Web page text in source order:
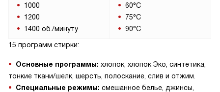
1000
1200
1400 об./минуту
60°C
75°C
90°C
15 программ стирки:
Основные программы: хлопок, хлопок Эко, синтетика,
тонкие ткани/шелк, шерсть, полоскание, слив и отжим.
Специальные режимы: смешанное белье, джинсы,